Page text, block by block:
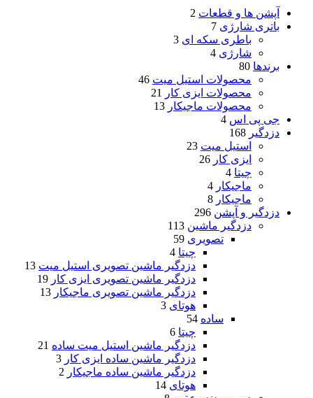
آپشن ها و قطعات 2
باتری شارژی 7
باطری سکه ای 3
شارژی 4
برندها 80
محصولات استیل میت 46
محصولات ایزی کار
21
محصولات ماجیکار 13
جی پی اس 4
دزدگیر 168
استیل میت 23
ایزی کار 26
چیتا 4
ماجیکار 4
ماجیکار 8
دزدگیر و آپشن 296
دزدگیر ماشین 113
تصویری 59
چیتا 4
دزدگیر ماشین تصویری استیل میت 13
دزدگیر ماشین تصویری ایزی کار 19
دزدگیر ماشین تصویری ماجیکار 13
هوتای 3
ساده 54
چیتا 6
دزدگیر ماشین استیل میت ساده 21
دزدگیر ماشین ساده ایزی کار 3
دزدگیر ماشین ساده ماجیکار 2
هوتای 14